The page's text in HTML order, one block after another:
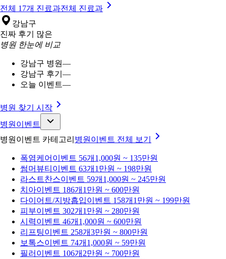
전체 17개 진료과전체 진료과
강남구
진짜 후기 많은
병원 한눈에 비교
강남구 병원—
강남구 후기 —
오늘 이벤트—
병원 찾기 시작
병원이벤트
병원이벤트 카테고리 병원이벤트 전체 보기
폭염케어 이벤트 56개 1,000원 ~ 135만원
썸머뷰티 이벤트 63개 1만원 ~ 198만원
라스트찬스이벤트 59개 1,000원 ~ 245만원
치아이벤트 186개 1만원 ~ 600만원
다이어트/지방흡입이벤트 158개 1만원 ~ 199만원
피부이벤트 302개 1만원 ~ 280만원
시력이벤트 46개 1,000원 ~ 600만원
리프팅이벤트 258개3만원 ~ 800만원
보톡스이벤트 74개 1,000원 ~ 59만원
필러 이벤트 106개 2만원 ~ 700만원